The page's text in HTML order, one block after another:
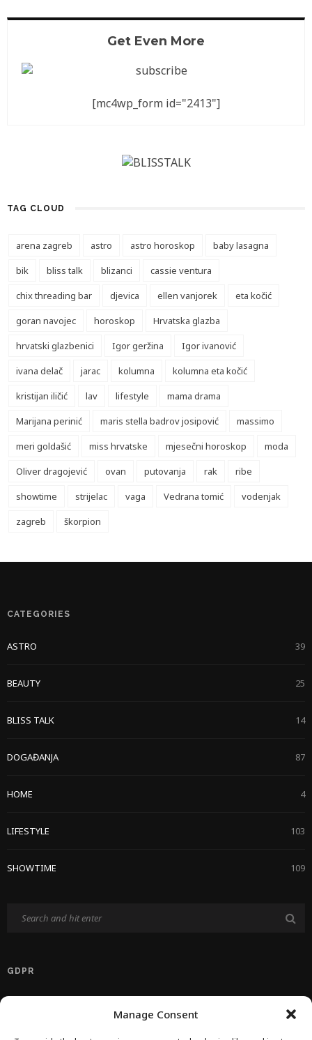
Manage Consent
Get Even More
[mc4wp_form id="2413"]
TAG CLOUD
arena zagreb astro astro horoskop
baby lasagna
bik
bliss talk blizanci
cassie ventura
chix threading bar
djevica ellen vanjorek
eta kočić
goran navojec
horoskop
Hrvatska glazba
hrvatski glazbenici
Igor geržina
Igor ivanović
ivana delač
jarac kolumna
kolumna eta kočić
kristijan iličić
lav lifestyle
mama drama
Marijana perinić
maris stella badrov josipović
massimo
meri goldašić
miss hrvatske mjesečni horoskop
moda
Oliver dragojević
ovan putovanja rak
ribe
showtime
strijelac vaga Vedrana tomić
vodenjak
zagreb
škorpion
CATEGORIES
ASTRO 39
BEAUTY 25
BLISS TALK 14
DOGAĐANJA 87
HOME 4
LIFESTYLE 103
SHOWTIME 109
GDPR